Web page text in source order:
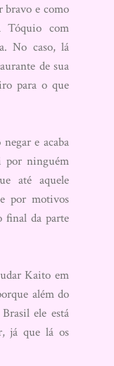
e como
Tóquio com
No caso, lá
de sua
para o que
e acaba
por ninguém
até aquele
por motivos
final da parte
Kaito em
além do
ele está
já que lá os